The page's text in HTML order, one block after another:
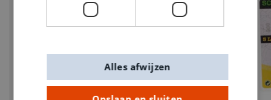
Alles afwijzen